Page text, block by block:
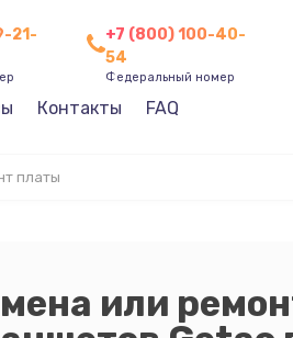
21-
+7 (800) 100-40-
54
Федеральный номер
Контакты FAQ
платы
или